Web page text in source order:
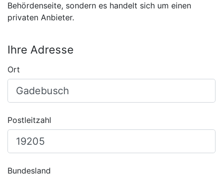
Behördenseite, sondern es handelt sich um einen
privaten Anbieter.
Ihre Adresse
Ort
Postleitzahl
Bundesland